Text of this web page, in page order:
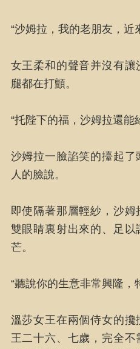
“沙姆拉，我的老朋友，近
女王柔和的聲音并沒有
腿都在打顫。
“托陛下的福，沙姆拉還能
沙姆拉一臉諂笑的擡起
人的臉說。
即使隔著那層輕紗，沙
雙眼睛裏射出來的、足
芒。
“聽說你的生意非常興隆，
溫莎女王在兩個侍女的
王二十六、七歲，完全